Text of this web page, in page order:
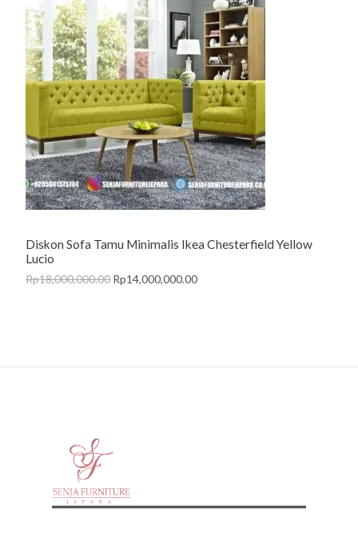
Diskon Sofa Tamu Minimalis Ikea Chesterfield Yellow
Lucio
Rp18,000,000.00 Rp14,000,000.00